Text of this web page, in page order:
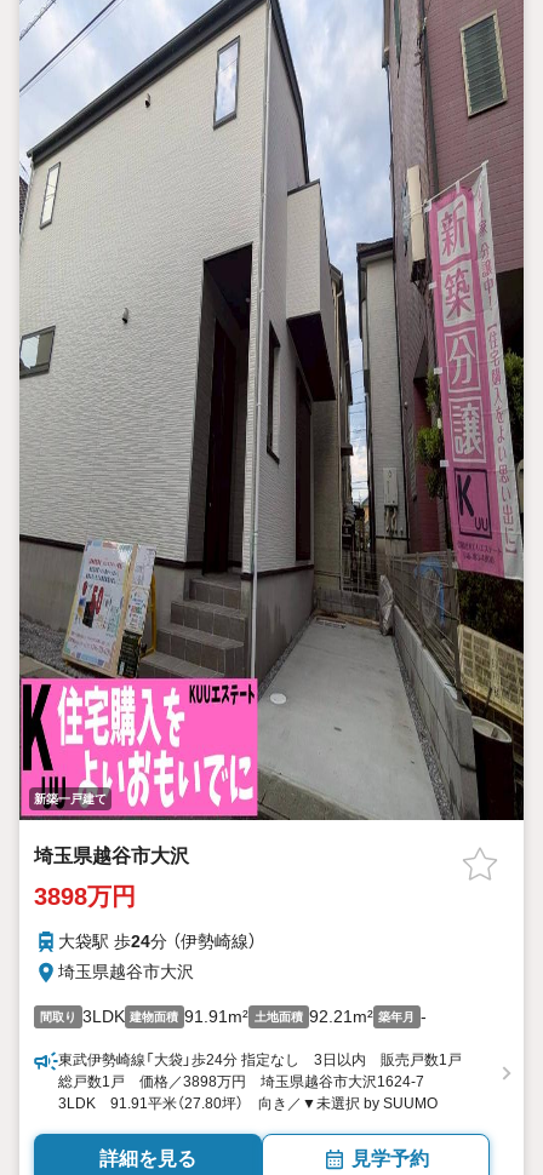
新築一戸建て
埼玉県越谷市大沢
3898万円
大袋駅 歩24分 （伊勢崎線）
埼玉県越谷市大沢
間取り 3LDK 建物面積 91.91m² 土地面積 92.21m² 築年月 -
東武伊勢崎線「大袋」歩24分 指定なし 3日以内 販売戸数1戸
総戸数1戸 価格／3898万円 埼玉県越谷市大沢1624-7
3LDK 91.91平米（27.80坪） 向き／▼未選択 by SUUMO
詳細を見る 見学予約